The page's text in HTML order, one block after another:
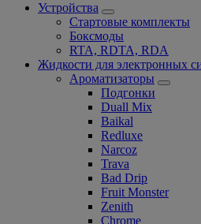
Устройства
Стартовые комплекты
Боксмоды
RTA, RDTA, RDA
Жидкости для электронных
Ароматизаторы
Подгонки
Duall Mix
Baikal
Redluxe
Narcoz
Trava
Bad Drip
Fruit Monster
Zenith
Chrome